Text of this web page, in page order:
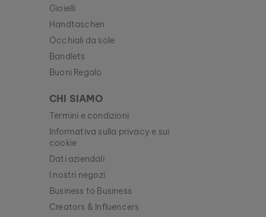
Gioielli
Handtaschen
Occhiali da sole
Bandlets
Buoni Regalo
CHI SIAMO
Termini e condizioni
Informativa sulla privacy e sui
cookie
Dati aziendali
I nostri negozi
Business to Business
Creators & Influencers